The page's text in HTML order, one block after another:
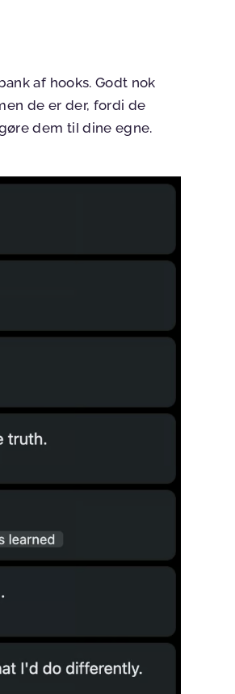
af hooks. Godt nok
de er der, fordi de
dem til dine egne.